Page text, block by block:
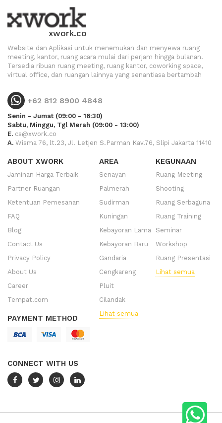
xwork.co
Website dan Aplikasi untuk menemukan dan menyewa ruang
meeting, kantor, ruang acara mulai dari perjam hingga bulanan.
Tersedia ribuan ruang meeting, ruang kantor, coworking space,
virtual office, dan ruangan lainnya yang senantiasa bertambah
+62 812 8900 4848
Senin - Jumat (09:00 - 16:30)
Sabtu, Minggu, Tgl Merah (09:00 - 13:00)
E. cs@xwork.co
A. Wisma 76, lt.23, Jl. Letjen S.Parman Kav.76, Slipi Jakarta 11410
ABOUT XWORK
Jaminan Harga Terbaik
Partner Ruangan
Ketentuan Pemesanan
FAQ
Blog
Contact Us
Privacy Policy
About Us
Career
Tempat.com
PAYMENT METHOD
CONNECT WITH US
AREA
Senayan
Palmerah
Sudirman
Kuningan
Kebayoran Lama
Kebayoran Baru
Gandaria
Cengkareng
Pluit
Cilandak
Lihat semua
KEGUNAAN
Ruang Meeting
Shooting
Ruang Serbaguna
Ruang Training
Seminar
Workshop
Ruang Presentasi
Lihat semua